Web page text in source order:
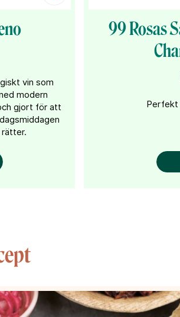
vin som
modern
gjort för att
99 Rosas
Perfekt